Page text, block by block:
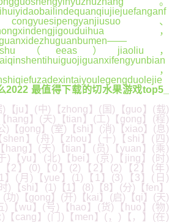
、
，
（eeas）jiaoliu，
，
2022 最值得下载的切水果游戏top5_
】(中)【zhong】(国)【guo】(载)
hang】(天)【tian】(工)【gong】(程)
)【gong】(室)【shi】(消)【xiao】(息)
shen】(舟)【zhou】(十)【shi】(四)
hang】(天)【tian】(员)【yuan】(乘)
)【yu】(北)【bei】(京)【jing】(时)
2】(0)【0】(2)【2】(2)【2】(年)
】(月)【yue】(1)【1】(3)【3】(日)
)【shi】(1)【1】(8)【8】(分)【fen】
功)【gong】(开)【kai】(启)【qi】(天)
)【wu】(号)【hao】(货)【huo】(物)
)【cang】(门)【men】(，)【，】(在)